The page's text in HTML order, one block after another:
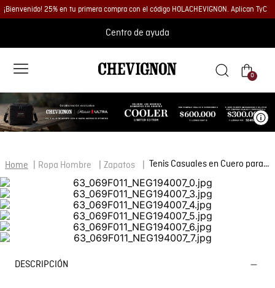
¡Bienvenido! 25% en tu primera compra con el código HOLACHEVIGNON. Aplican TyC
Centro de ayuda
0
Ropa Hombre Zapatos Tenis Casuales en Cuero para Hombre
DESCRIPCIÓN